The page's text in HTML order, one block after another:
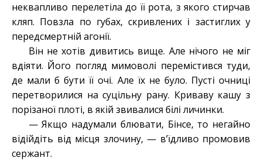
неквапливо перелетіла до її рота, з якого стирчав
кляп. Повзла по губах, скривлених і застиглих у
передсмертній агонії.
Він не хотів дивитись вище. Але нічого не міг
вдіяти. Його погляд мимоволі перемістився туди,
де мали б бути її очі. Але їх не було. Пусті очниці
перетворилися на суцільну рану. Криваву кашу з
порізаної плоті, в якій звивалися білі личинки.
— Якщо надумали блювати, Бінсе, то негайно
відійдіть від місця злочину, — в’їдливо промовив
сержант.